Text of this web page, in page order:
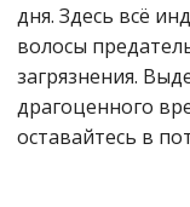
дня. Здесь всё
волосы
загрязнения.
драгоценного
оставайтесь в